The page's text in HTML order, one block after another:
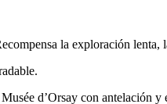
la exploración lenta,
d’Orsay con antelación